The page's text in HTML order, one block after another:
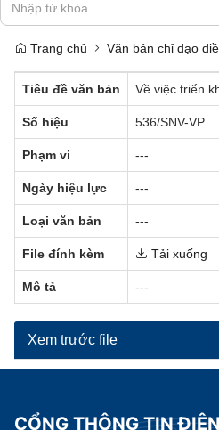
Trang chủ Văn bản chỉ đạo
Tiêu đề văn bản Về việc triển
Số hiệu 536/SNV-VP
Phạm vi ---
Ngày hiệu lực ---
Loại văn bản ---
File đính kèm Tải xuống
Mô tả ---
Xem trước file
CỔNG THÔNG TIN